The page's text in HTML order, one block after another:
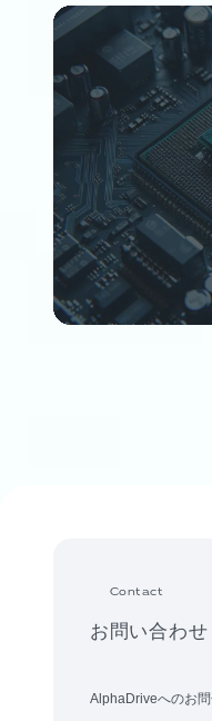
Member
Contact
お問い合わせ
AlphaDriveへのお